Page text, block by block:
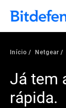
Início Netgear
Já tem
rápida.